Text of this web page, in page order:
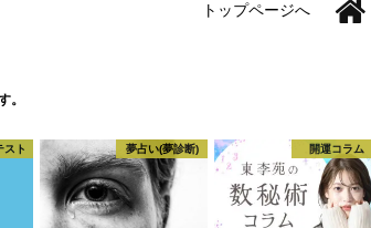
トップページへ
。
スト 夢占い(夢診断) 開運コラム